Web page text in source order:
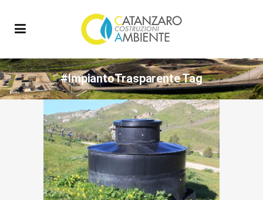
#ImpiantoTrasparente Tag